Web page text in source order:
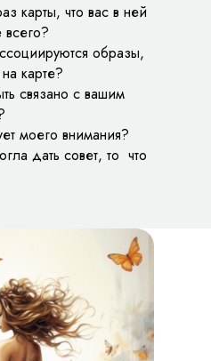
карты, что вас в ней
образы,
карте?
связано с вашим
моего внимания?
дать совет, то что